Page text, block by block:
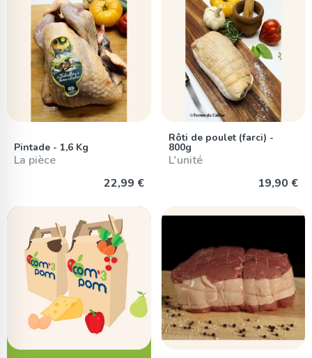
Pintade - 1,6 Kg
La pièce
22,99 €
Rôti de poulet (farci) -
800g
L'unité
19,90 €